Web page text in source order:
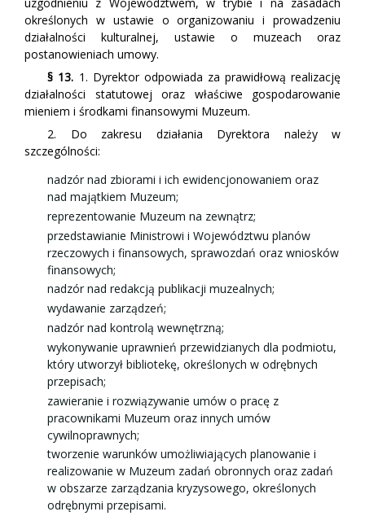
określonych w ustawie o organizowaniu i prowadzeniu
działalności kulturalnej, ustawie o muzeach oraz
postanowieniach umowy.
§ 13. 1. Dyrektor odpowiada za prawidłową realizację
działalności statutowej oraz właściwe gospodarowanie
mieniem i środkami finansowymi Muzeum.
2. Do zakresu działania Dyrektora należy w
szczególności:
nadzór nad zbiorami i ich ewidencjonowaniem oraz
nad majątkiem Muzeum;
reprezentowanie Muzeum na zewnątrz;
przedstawianie Ministrowi i Województwu planów
rzeczowych i finansowych, sprawozdań oraz wniosków
finansowych;
nadzór nad redakcją publikacji muzealnych;
wydawanie zarządzeń;
nadzór nad kontrolą wewnętrzną;
wykonywanie uprawnień przewidzianych dla podmiotu,
który utworzył bibliotekę, określonych w odrębnych
przepisach;
zawieranie i rozwiązywanie umów o pracę z
pracownikami Muzeum oraz innych umów
cywilnoprawnych;
tworzenie warunków umożliwiających planowanie i
realizowanie w Muzeum zadań obronnych oraz zadań
w obszarze zarządzania kryzysowego, określonych
odrębnymi przepisami.